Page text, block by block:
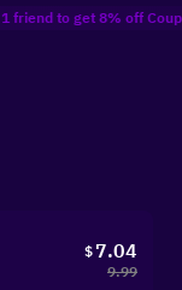
get 8% off Coupon,
$ 7.04
9.99